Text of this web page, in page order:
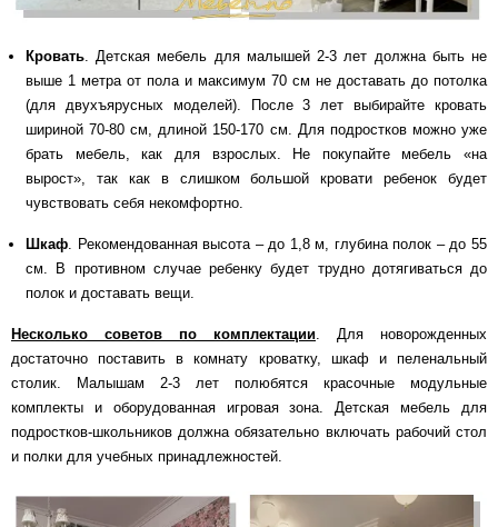
Кровать. Детская мебель для малышей 2-3 лет должна быть не
выше 1 метра от пола и максимум 70 см не доставать до потолка
(для двухъярусных моделей). После 3 лет выбирайте кровать
шириной 70-80 см, длиной 150-170 см. Для подростков можно уже
брать мебель, как для взрослых. Не покупайте мебель «на
вырост», так как в слишком большой кровати ребенок будет
чувствовать себя некомфортно.
Шкаф. Рекомендованная высота – до 1,8 м, глубина полок – до 55
см. В противном случае ребенку будет трудно дотягиваться до
полок и доставать вещи.
Несколько советов по комплектации. Для новорожденных
достаточно поставить в комнату кроватку, шкаф и пеленальный
столик. Малышам 2-3 лет полюбятся красочные модульные
комплекты и оборудованная игровая зона. Детская мебель для
подростков-школьников должна обязательно включать рабочий стол
и полки для учебных принадлежностей.